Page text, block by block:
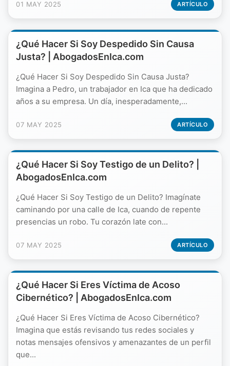
01 MAY 2025 ARTÍCULO
¿Qué Hacer Si Soy Despedido Sin Causa
Justa? | AbogadosEnIca.com
¿Qué Hacer Si Soy Despedido Sin Causa Justa?
Imagina a Pedro, un trabajador en Ica que ha dedicado
años a su empresa. Un día, inesperadamente,...
07 MAY 2025 ARTÍCULO
¿Qué Hacer Si Soy Testigo de un Delito? |
AbogadosEnIca.com
¿Qué Hacer Si Soy Testigo de un Delito? Imagínate
caminando por una calle de Ica, cuando de repente
presencias un robo. Tu corazón late con...
07 MAY 2025 ARTÍCULO
¿Qué Hacer Si Eres Víctima de Acoso
Cibernético? | AbogadosEnIca.com
¿Qué Hacer Si Eres Víctima de Acoso Cibernético?
Imagina que estás revisando tus redes sociales y
notas mensajes ofensivos y amenazantes de un perfil
que...